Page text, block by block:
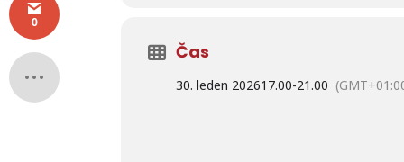
Čas
30. leden 202617.00-21.00
0